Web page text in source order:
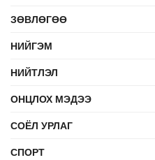
ЗӨВЛӨГӨӨ
НИЙГЭМ
НИЙТЛЭЛ
ОНЦЛОХ МЭДЭЭ
СОЁЛ УРЛАГ
СПОРТ